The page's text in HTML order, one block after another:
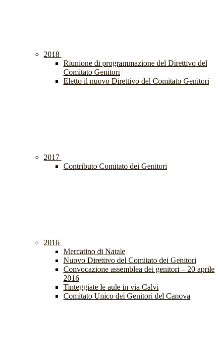
2018
Riunione di programmazione del Direttivo del
Comitato Genitori
Eletto il nuovo Direttivo del Comitato Genitori
2017
Contributo Comitato dei Genitori
2016
Mercatino di Natale
Nuovo Direttivo del Comitato dei Genitori
Convocazione assemblea dei genitori – 20 aprile
2016
Tinteggiate le aule in via Calvi
Comitato Unico dei Genitori del Canova